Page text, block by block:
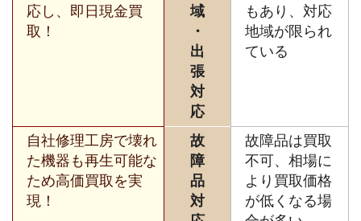
応し、即日現金買
取！
域
・
出
張
対
応
もあり、対応
地域が限られ
ている
自社修理工房で壊れ
た機器も再生可能な
ため高価買取を実
現！
故
障
品
対
故障品は買取
不可、相場に
より買取価格
が低くなる場